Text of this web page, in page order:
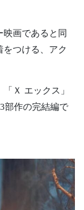
画であると同
をつける、アク
Ｘ エックス」
部作の完結編で